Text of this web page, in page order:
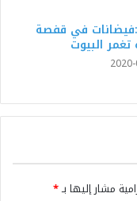
في قفصة
تغمر البيوت
مشار إليها بـ*